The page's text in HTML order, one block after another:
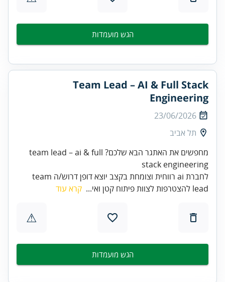
הגש מועמדות
Team Lead – AI & Full Stack
Engineering
23/06/2026
תל אביב
מחפשים את האתגר הבא שלכם? team lead – ai & full
stack engineering
לחברת ai רווחית וצומחת בקצב יוצא דופן דרוש/ה team
lead להצטרפות לצוות פיתוח קטן ואי...
קרא עוד
⚠
הגש מועמדות